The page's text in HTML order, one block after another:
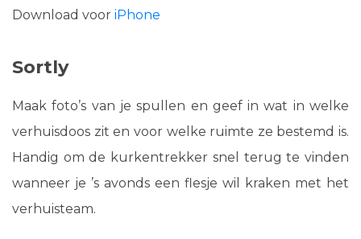
Download voor iPhone
Sortly
Maak foto’s van je spullen en geef in wat in welke
verhuisdoos zit en voor welke ruimte ze bestemd is.
Handig om de kurkentrekker snel terug te vinden
wanneer je ’s avonds een flesje wil kraken met het
verhuisteam.